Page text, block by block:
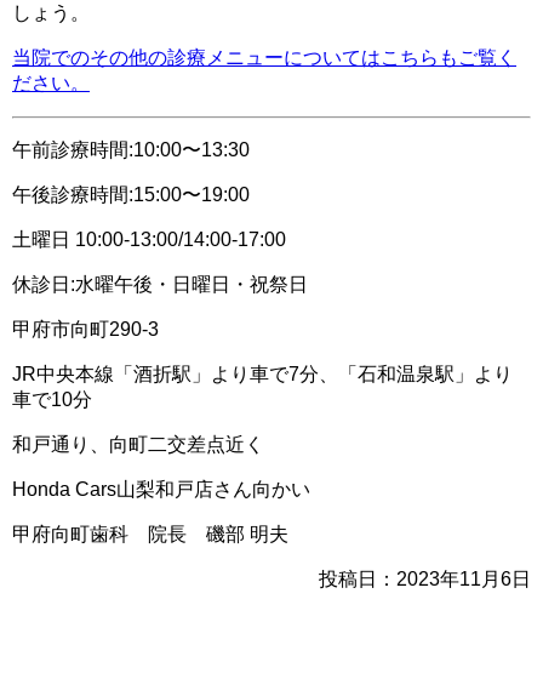
しょう。
当院でのその他の診療メニューについてはこちらもご覧く
ださい。
午前診療時間:10:00〜13:30
午後診療時間:15:00〜19:00
土曜日 10:00-13:00/14:00-17:00
休診日:水曜午後・日曜日・祝祭日
甲府市向町290-3
JR中央本線「酒折駅」より車で7分、「石和温泉駅」より
車で10分
和戸通り、向町二交差点近く
Honda Cars山梨和戸店さん向かい
甲府向町歯科 院長 磯部 明夫
投稿日：2023年11月6日